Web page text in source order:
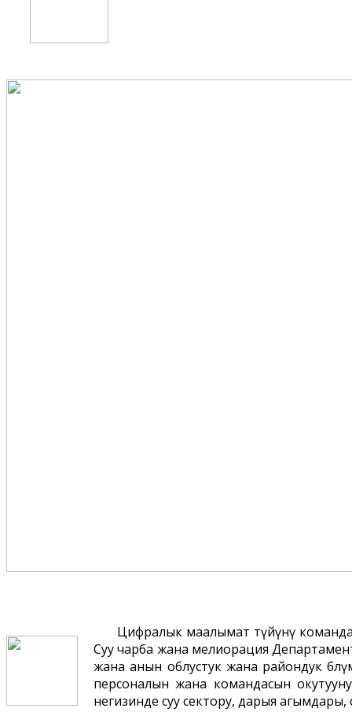
Цифралык маалымат түйүнү
Суу чарба жана мелиорация
жана анын облустук жана райондук
персоналын жана командасын
негизинде суу сектору, дарыя